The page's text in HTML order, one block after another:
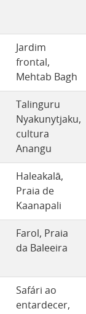
Jardim
frontal,
Mehtab Bagh
Talinguru
Nyakunytjaku,
cultura
Anangu
Haleakalā,
Praia de
Kaanapali
Farol, Praia
da Baleeira
Safári ao
entardecer,